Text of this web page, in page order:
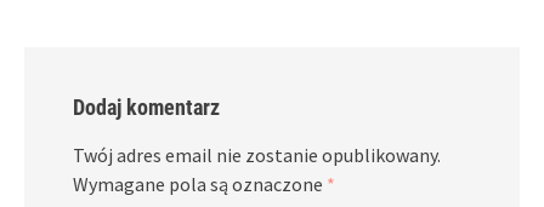
Dodaj komentarz
Twój adres email nie zostanie opublikowany.
Wymagane pola są oznaczone *